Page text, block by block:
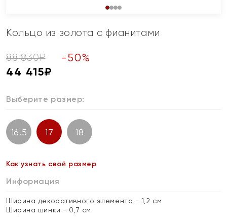
Кольцо из золота с фианитами
88 830₽ -50%
44 415₽
Выберите размер:
16.5 17 18
Как узнать свой размер
Информация
Ширина декоративного элемента - 1,2 см
Ширина шинки - 0,7 см